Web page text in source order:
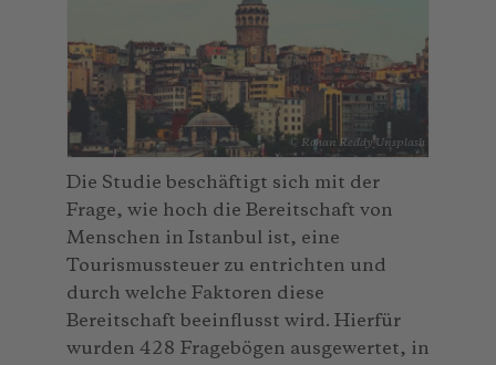
© Rohan Reddy_Unsplash
Die Studie beschäftigt sich mit der
Frage, wie hoch die Bereitschaft von
Menschen in Istanbul ist, eine
Tourismussteuer zu entrichten und
durch welche Faktoren diese
Bereitschaft beeinflusst wird. Hierfür
wurden 428 Fragebögen ausgewertet, in